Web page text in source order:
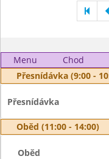
Menu Chod
Přesnídávka (9:00 -
Přesnídávka
Oběd (11:00 - 14:00)
Oběd